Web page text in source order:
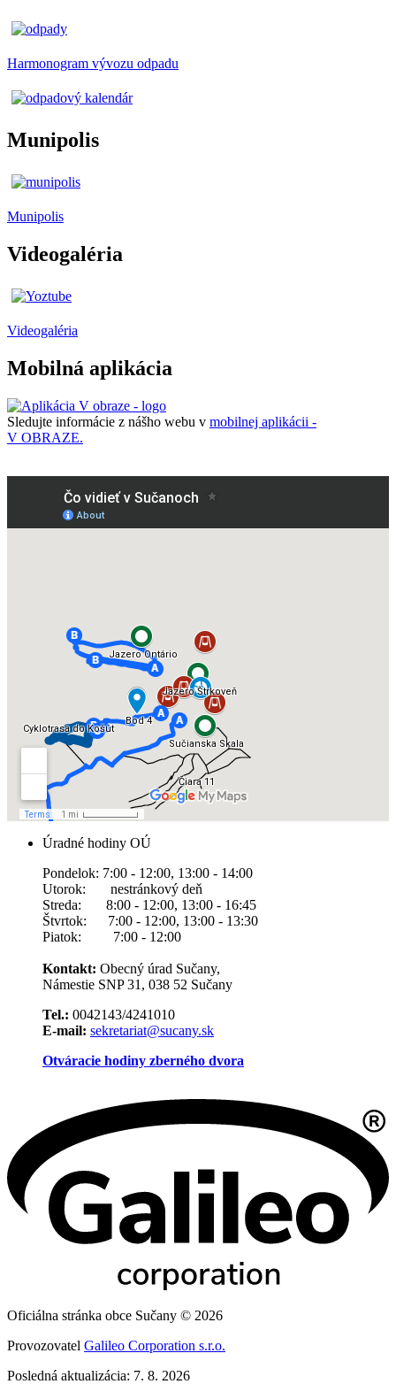
Harmonogram vývozu odpadu
Munipolis
Munipolis
Videogaléria
Videogaléria
Mobilná aplikácia
Sledujte informácie z nášho webu v mobilnej aplikácii -
V OBRAZE.
Úradné hodiny OÚ
Pondelok: 7:00 - 12:00, 13:00 - 14:00
Utorok: nestránkový deň
Streda: 8:00 - 12:00, 13:00 - 16:45
Štvrtok: 7:00 - 12:00, 13:00 - 13:30
Piatok: 7:00 - 12:00
Kontakt: Obecný úrad Sučany,
Námestie SNP 31, 038 52 Sučany
Tel.: 0042143/4241010
E-mail: sekretariat@sucany.sk
Otváracie hodiny zberného dvora
Oficiálna stránka obce Sučany © 2026
Provozovatel Galileo Corporation s.r.o.
Posledná aktualizácia: 7. 8. 2026